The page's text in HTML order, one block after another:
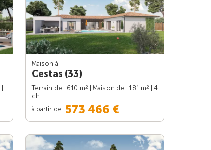
Maison à
Cestas (33)
Terrain de : 610 m2 | Maison de : 181 m2
| 4
ch.
à partir de 573 466 €